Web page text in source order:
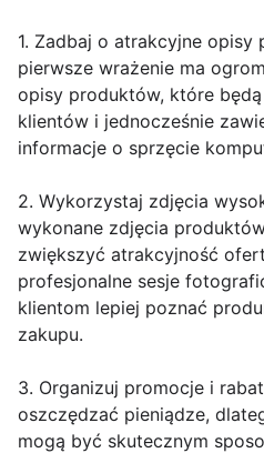
1. Zadbaj o atrakcyjne
pierwsze wrażenie ma
opisy produktów, które
klientów i jednocześnie
informacje o sprzęcie
2. Wykorzystaj zdjęcia
wykonane zdjęcia
zwiększyć atrakcyjność
profesjonalne sesje
klientom lepiej poznać
zakupu.
3. Organizuj promocje i
oszczędzać pieniądze,
mogą być skutecznym